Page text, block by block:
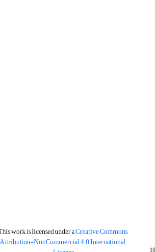
work is licensed under aCreative Commons
Attribution-NonCommercial 4.0 International